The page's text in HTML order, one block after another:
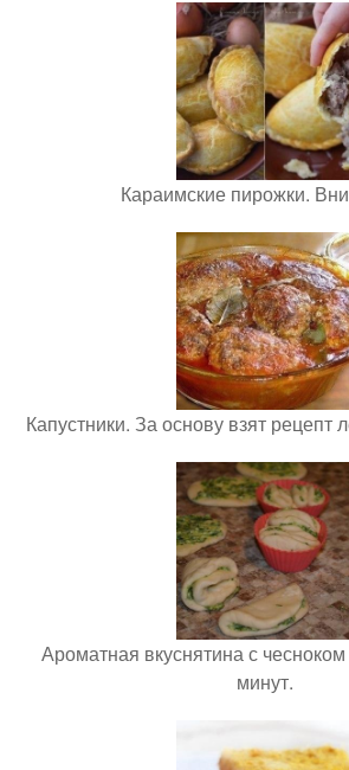
Караимские пирожки.
Капустники. За основу взят рецепт
Ароматная вкуснятина с
минут.